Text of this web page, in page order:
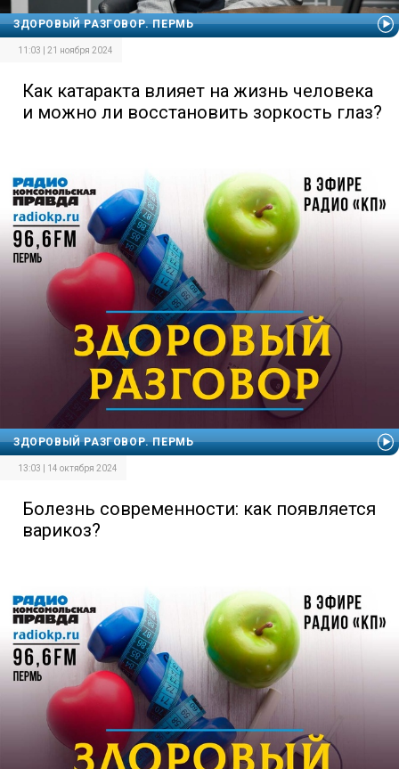
ЗДОРОВЫЙ РАЗГОВОР. ПЕРМЬ
11:03 | 21 ноября 2024
Как катаракта влияет на жизнь человека
и можно ли восстановить зоркость глаз?
ЗДОРОВЫЙ РАЗГОВОР. ПЕРМЬ
13:03 | 14 октября 2024
Болезнь современности: как появляется
варикоз?